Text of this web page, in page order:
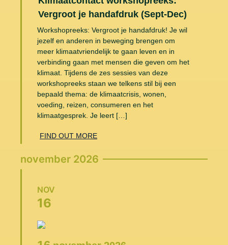
Vergroot je handafdruk (Sept-Dec)
Workshopreeks: Vergroot je handafdruk! Je wil
jezelf en anderen in beweging brengen om
meer klimaatvriendelijk te gaan leven en in
verbinding gaan met mensen die geven om het
klimaat. Tijdens de zes sessies van deze
workshopreeks staan we telkens stil bij een
bepaald thema: de klimaatcrisis, wonen,
voeding, reizen, consumeren en het
klimaatgesprek. Je leert […]
FIND OUT MORE
november 2026
NOV
16